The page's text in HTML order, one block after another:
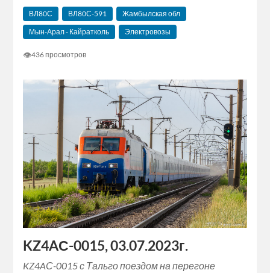
ВЛ80С ВЛ80С-591
Жамбылская обл
Мын-Арал - Кайратколь
Электровозы
👁436 просмотров
KZ4AС-0015, 03.07.2023г.
KZ4AС-0015 с Тальго поездом на перегоне